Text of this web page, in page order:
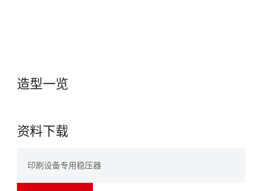
造型一览
资料下载
印刷设备专用稳压器